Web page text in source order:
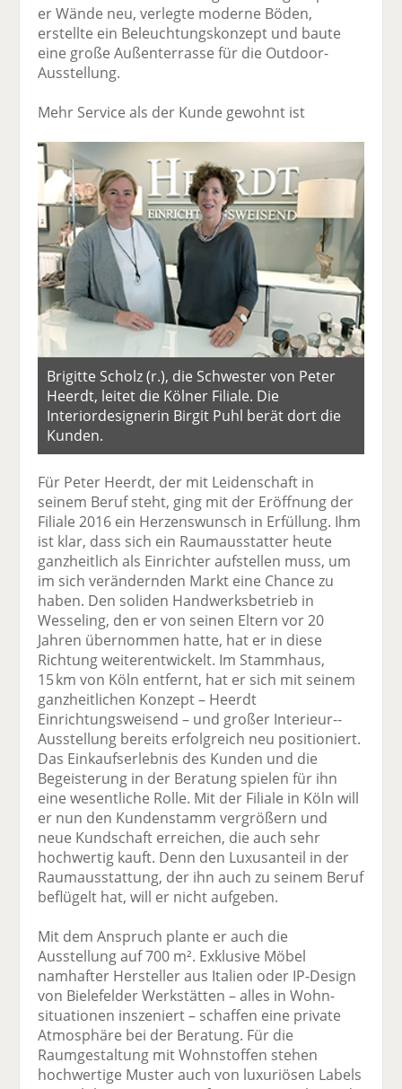
er Wände neu, verlegte moderne Böden,
erstellte ein Beleuchtungskonzept und baute
eine große Außenterrasse für die Outdoor-
Ausstellung.
Mehr Service als der Kunde gewohnt ist
Brigitte Scholz (r.), die Schwester von Peter
Heerdt, leitet die Kölner Filiale. Die
Interiordesignerin Birgit Puhl berät dort die
Kunden.
Für Peter Heerdt, der mit Leidenschaft in
seinem Beruf steht, ging mit der Eröffnung der
Filiale 2016 ein Herzenswunsch in Erfüllung. Ihm
ist klar, dass sich ein Raumausstatter heute
ganzheitlich als Einrichter aufstellen muss, um
im sich verändernden Markt eine Chance zu
haben. Den soliden Handwerksbetrieb in
Wesseling, den er von seinen Eltern vor 20
Jahren übernommen hatte, hat er in diese
Richtung weiterentwickelt. Im Stammhaus,
15 km von Köln entfernt, hat er sich mit seinem
ganzheitlichen Konzept – Heerdt
Einrichtungsweisend – und großer Interieur-­
Ausstellung bereits erfolgreich neu positioniert.
Das Einkaufserlebnis des Kunden und die
Begeisterung in der Beratung spielen für ihn
eine wesentliche Rolle. Mit der Filiale in Köln will
er nun den Kundenstamm vergrößern und
neue Kundschaft erreichen, die auch sehr
hochwertig kauft. Denn den Luxusanteil in der
Raumausstattung, der ihn auch zu seinem Beruf
beflügelt hat, will er nicht aufgeben.
Mit dem Anspruch plante er auch die
Ausstellung auf 700 m². Exklusive Möbel
namhafter Hersteller aus Italien oder IP-Design
von Bielefelder Werkstätten – alles in Wohn­
situationen inszeniert – schaffen eine private
Atmosphäre bei der Beratung. Für die
Raumgestaltung mit Wohnstoffen stehen
hochwertige Muster auch von luxuriösen Labels